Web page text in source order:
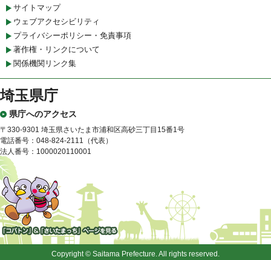
サイトマップ
ウェブアクセシビリティ
プライバシーポリシー・免責事項
著作権・リンクについて
関係機関リンク集
埼玉県庁
県庁へのアクセス
〒330-9301 埼玉県さいたま市浦和区高砂三丁目15番1号
電話番号：048-824-2111（代表）
法人番号：1000020110001
「コバトン」&「さいたまっ
Copyright © Saitama Prefecture. All rights reserved.